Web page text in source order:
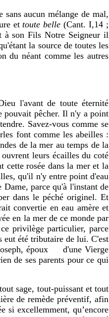
aucun mélange de mal,
ettoute belle(Cant. I,14 ;
à son Fils Notre Seigneur il
la source de toutes les
du néant comme les autres
l'avant de toute éternité
pouvait pêcher. Il n'y a point
Savez‑vous comme se
font comme les abeilles :
de la mer au temps de la
leurs écailles du coté
cette rosée dans la mer et la
qu'il n'y entre point d'eau
parce qu'à l'instant de
dans le péché originel. Et
convertie en eau amère et
en la mer de ce monde par
privilège particulier, parce
eut été tributaire de lui. C'est
Joseph, époux d'une Vierge
de ses parents pour ce qui
sage, tout-puissant et tout
de remède préventif, afin
si excellemment, qu’encore